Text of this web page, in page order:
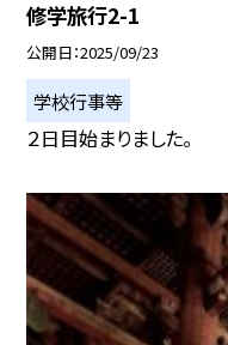
修学旅行2-1
公開日 2025/09/23
学校行事等
２日目始まりました。